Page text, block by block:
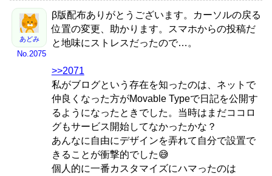
あどみ
No.2075
β版配布ありがとうございます。カーソルの戻る
位置の変更、助かります。スマホからの投稿だ
と地味にストレスだったので…。
>>2071
私がブログという存在を知ったのは、ネットで
仲良くなった方がMovable Typeで日記を公開す
るようになったときでした。当時はまだココロ
グもサービス開始してなかったかな？
あんなに自由にデザインを弄れて自分で設置で
きることが衝撃的でした😅
個人的に一番カスタマイズにハマったのは